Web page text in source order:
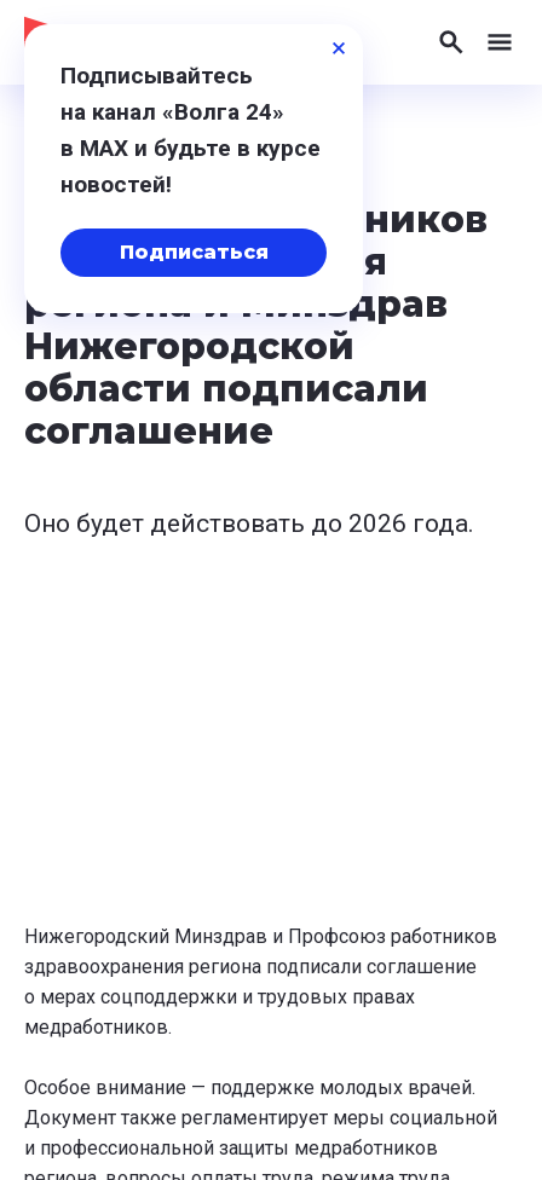
16 декабря 2023, 11:51
Профсоюз работников
здравоохранения
региона и Минздрав
Нижегородской
области подписали
соглашение
Оно будет действовать до 2026 года.
Нижегородский Минздрав и Профсоюз работников
здравоохранения региона подписали соглашение
о мерах соцподдержки и трудовых правах
медработников.
Особое внимание — поддержке молодых врачей.
Документ также регламентирует меры социальной
и профессиональной защиты медработников
Подписывайтесь
на канал «Волга 24»
в МАХ и будьте в курсе
новостей!
Подписаться